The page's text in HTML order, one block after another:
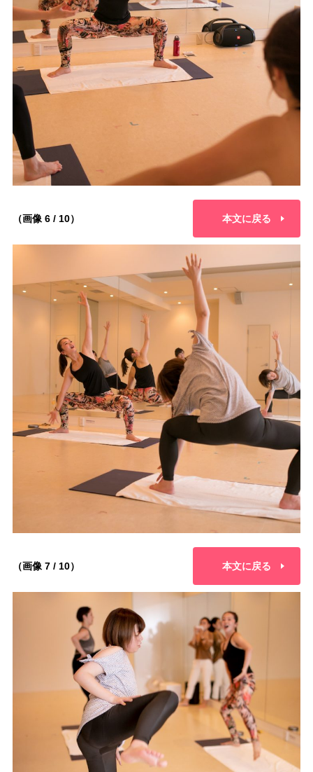
（画像 6 / 10） 本文に戻る
（画像 7 / 10） 本文に戻る